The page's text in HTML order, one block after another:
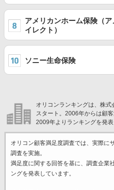
アメリカンホーム保険（
イレクト）
ソニー生命保険
オリコンランキングは、株
スタート。2006年からは顧
2009年よりランキングを発表
オリコン顧客満足度調査では、実際に
調査を実施。
満足度に関する回答を基に、調査企業
ングを発表しています。